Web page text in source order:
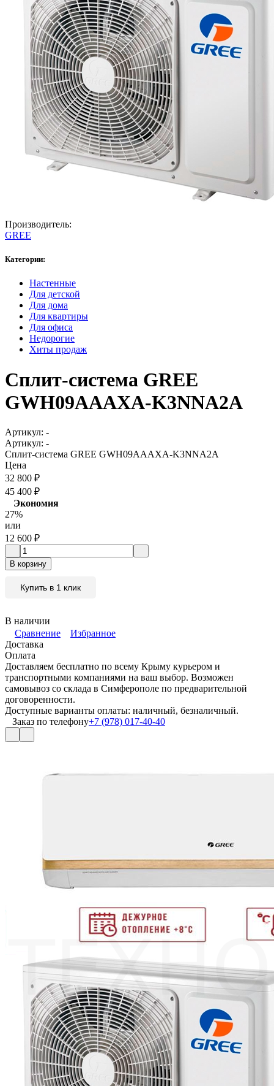
Производитель:
GREE
Категории:
Настенные
Для детской
Для дома
Для квартиры
Для офиса
Недорогие
Хиты продаж
Сплит-система GREE
GWH09AAAXA-K3NNA2A
Артикул: -
Артикул: -
Сплит-система GREE GWH09AAAXA-K3NNA2A
Цена
32 800 ₽
45 400 ₽
Экономия
27%
или
12 600 ₽
В корзину
Купить в 1 клик
В наличии
Сравнение
Избранное
Доставка
Оплата
Доставляем бесплатно по всему Крыму курьером и
транспортными компаниями на ваш выбор. Возможен
самовывоз со склада в Симферополе по предварительной
договоренности.
Доступные варианты оплаты: наличный, безналичный.
Заказ по телефону+7 (978) 017-40-40